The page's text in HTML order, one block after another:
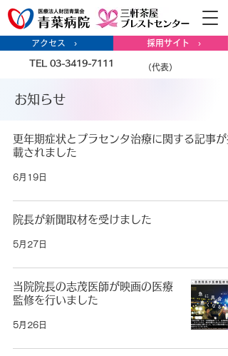
アクセス › 採用サイト ›
TEL 03-3419-7111 （代表）
お知らせ
更年期症状とプラセンタ治療に関する記事が
載されました
6月19日
院長が新聞取材を受けました
5月27日
当院院長の志茂医師が映画の医療
監修を行いました
5月26日